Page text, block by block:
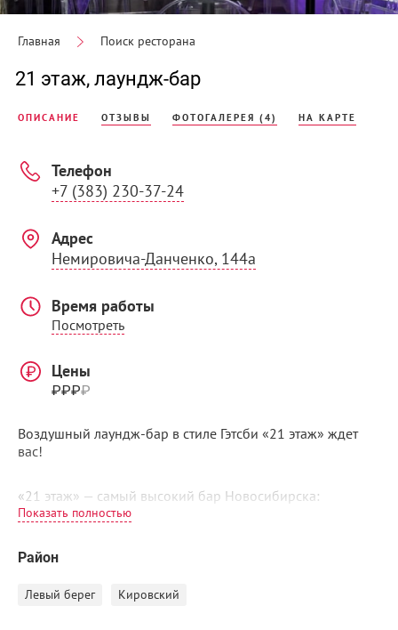
Главная Поиск ресторана
21 этаж, лаундж-бар
ОПИСАНИЕ ОТЗЫВЫ ФОТОГАЛЕРЕЯ (4) НА КАРТЕ
Телефон
+7 (383) 230-37-24
Адрес
Немировича-Данченко, 144а
Время работы
Посмотреть
Цены
₽₽₽₽
Воздушный лаундж-бар в стиле Гэтсби «21 этаж» ждет
вас!
«21 этаж» — самый высокий бар Новосибирска:
Популярные саундтреки и DJ-сеты.
Панорамная крыша с обзором 360 градусов и
Район
Левый берег Кировский